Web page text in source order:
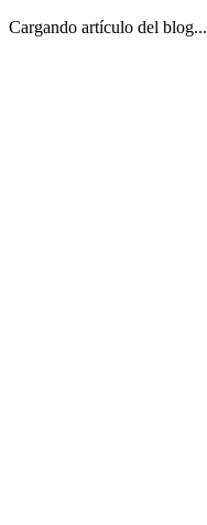
Cargando artículo del blog...